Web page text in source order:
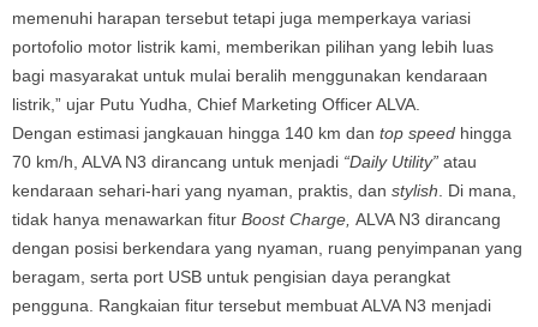
memenuhi harapan tersebut tetapi juga memperkaya variasi
portofolio motor listrik kami, memberikan pilihan yang lebih luas
bagi masyarakat untuk mulai beralih menggunakan kendaraan
listrik,” ujar Putu Yudha, Chief Marketing Officer ALVA.
Dengan estimasi jangkauan hingga 140 km dan top speed hingga
70 km/h, ALVA N3 dirancang untuk menjadi “Daily Utility” atau
kendaraan sehari-hari yang nyaman, praktis, dan stylish . Di mana,
tidak hanya menawarkan fitur Boost Charge, ALVA N3 dirancang
dengan posisi berkendara yang nyaman, ruang penyimpanan yang
beragam, serta port USB untuk pengisian daya perangkat
pengguna. Rangkaian fitur tersebut membuat ALVA N3 menjadi